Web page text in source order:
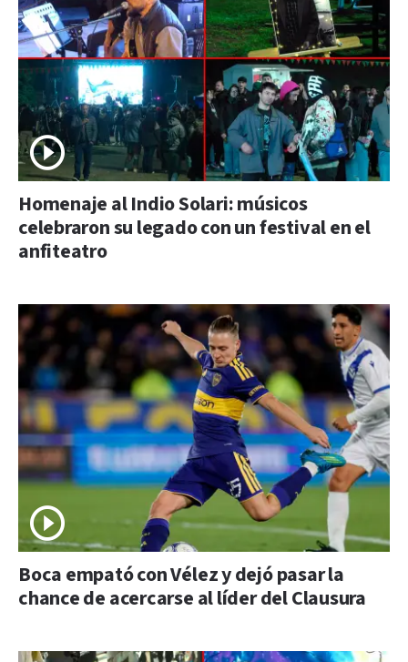
Homenaje al Indio Solari: músicos
celebraron su legado con un festival en el
anfiteatro
Boca empató con Vélez y dejó pasar la
chance de acercarse al líder del Clausura